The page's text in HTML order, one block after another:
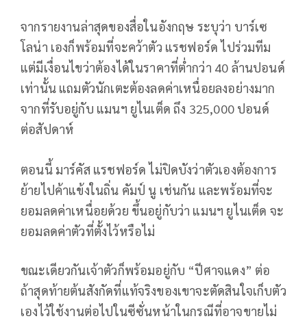
จากรายงานล่าสุดของสื่อในอังกฤษ ระบุว่า บาร์เซ
โลน่า เองก็พร้อมที่จะคว้าตัว แรชฟอร์ด ไปร่วมทีม
แต่มีเงื่อนไขว่าต้องได้ในราคาที่ต่ำกว่า 40 ล้านปอนด์
เท่านั้น แถมตัวนักเตะต้องลดค่าเหนื่อยลงอย่างมาก
จากที่รับอยู่กับ แมนฯ ยูไนเต็ด ถึง 325,000 ปอนด์
ต่อสัปดาห์
ตอนนี้ มาร์คัส แรชฟอร์ด ไม่ปิดบังว่าตัวเองต้องการ
ย้ายไปค้าแข้งในถิ่น คัมป์ นู เช่นกัน และพร้อมที่จะ
ยอมลดค่าเหนื่อยด้วย ขึ้นอยู่กับว่า แมนฯ ยูไนเต็ด จะ
ยอมลดค่าตัวที่ตั้งไว้หรือไม่
ขณะเดียวกันเจ้าตัวก็พร้อมอยู่กับ “ปีศาจแดง” ต่อ
ถ้าสุดท้ายต้นสังกัดที่แท้จริงของเขาจะตัดสินใจเก็บตัว
เองไว้ใช้งานต่อไปในซีซั่นหน้าในกรณีที่อาจขายไม่